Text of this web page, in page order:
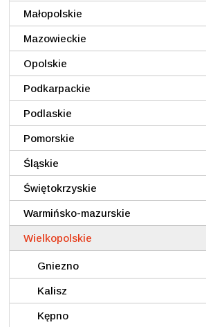
Małopolskie
Mazowieckie
Opolskie
Podkarpackie
Podlaskie
Pomorskie
Śląskie
Świętokrzyskie
Warmińsko-mazurskie
Wielkopolskie
Gniezno
Kalisz
Kępno